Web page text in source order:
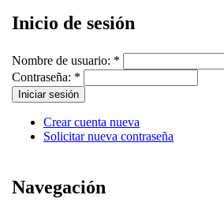
Inicio de sesión
Nombre de usuario: *
Contraseña: *
Crear cuenta nueva
Solicitar nueva contraseña
Navegación